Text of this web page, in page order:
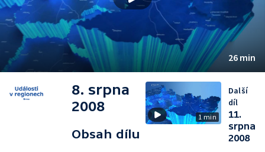
26 min
8. srpna
2008
Obsah dílu
1 min
Další
díl
11.
srpna
2008